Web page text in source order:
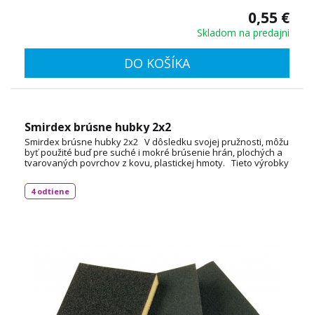
0,55 €
Skladom na predajni
DO KOŠÍKA
Smirdex brúsne hubky 2x2
Smirdex brúsne hubky 2x2 V dôsledku svojej pružnosti, môžu
byť použité buď pre suché i mokré brúsenie hrán, plochých a
tvarovaných povrchov z kovu, plastickej hmoty. Tieto výrobky
hlinitým aj karbidom kremíka a zrná sú lepené špeciálnou
živicou.
4 odtiene